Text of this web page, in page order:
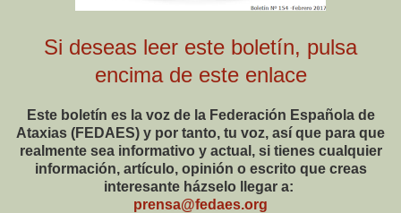
Si deseas leer este boletín, pulsa
encima de este enlace
Este boletín es la voz de la Federación Española de
Ataxias (FEDAES) y por tanto, tu voz, así que para que
realmente sea informativo y actual, si tienes cualquier
información, artículo, opinión o escrito que creas
interesante házselo llegar a:
prensa@fedaes.org